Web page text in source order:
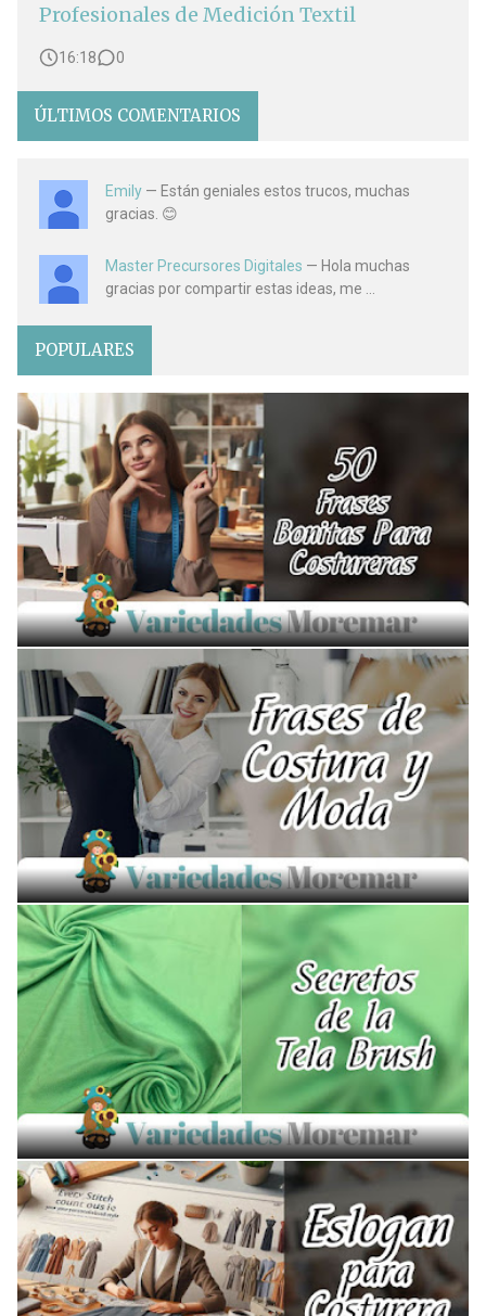
Profesionales de Medición Textil
16:18 0
ÚLTIMOS COMENTARIOS
Emily — Están geniales estos trucos, muchas
gracias. 😊
Master Precursores Digitales — Hola muchas
gracias por compartir estas ideas, me ...
POPULARES